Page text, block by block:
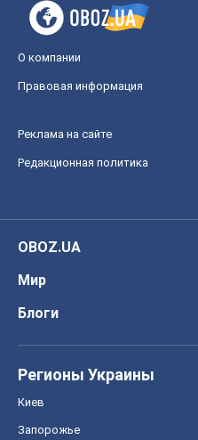
О компании
Правовая информация
Реклама на сайте
Редакционная политика
OBOZ.UA
Мир
Блоги
Регионы Украины
Киев
Запорожье